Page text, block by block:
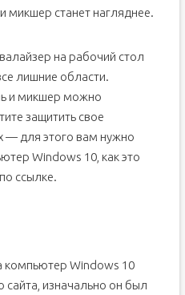
станет нагляднее.
на рабочий стол
лишние области.
и микшер можно
защитить свое
— для этого вам нужно
Windows 10, как это
ссылке.
компьютер Windows 10
изначально он был